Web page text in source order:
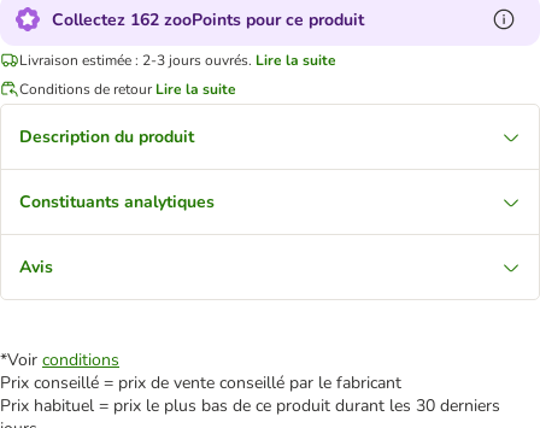
Collectez 162 zooPoints pour ce produit
Livraison estimée : 2-3 jours ouvrés. Lire la suite
Conditions de retour Lire la suite
Description du produit
Constituants analytiques
Avis
*Voir conditions
Prix conseillé = prix de vente conseillé par le fabricant
Prix habituel = prix le plus bas de ce produit durant les 30 derniers